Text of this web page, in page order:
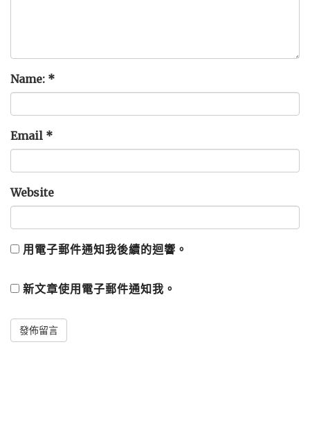
Name: *
Email *
Website
用電子郵件通知我後續的迴響。
新文章使用電子郵件通知我。